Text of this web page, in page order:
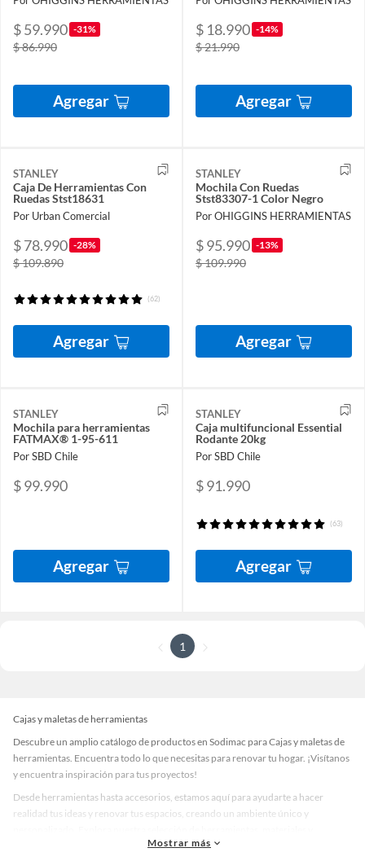
$ 59.990 -31%
$ 86.990
Agregar
$ 18.990 -14%
$ 21.990
Agregar
STANLEY
Caja De Herramientas Con
Ruedas Stst18631
Por Urban Comercial
$ 78.990 -28%
$ 109.890
(62)
Agregar
STANLEY
Mochila Con Ruedas
Stst83307-1 Color Negro
Por OHIGGINS HERRAMIENTAS
$ 95.990 -13%
$ 109.990
Agregar
STANLEY
Mochila para herramientas
FATMAX® 1-95-611
Por SBD Chile
$ 99.990
Agregar
STANLEY
Caja multifuncional Essential
Rodante 20kg
Por SBD Chile
$ 91.990
(63)
Agregar
1
Cajas y maletas de herramientas
Descubre un amplio catálogo de productos en Sodimac para Cajas y maletas de
herramientas. Encuentra todo lo que necesitas para renovar tu hogar. ¡Visítanos
y encuentra inspiración para tus proyectos!
Desde herramientas hasta accesorios, estamos aquí para ayudarte a hacer
realidad tus ideas y renovar tus espacios, creando un ambiente único y
accesorios de calidad que te ayudarán a crear un espacio más tú.
Mostrar más